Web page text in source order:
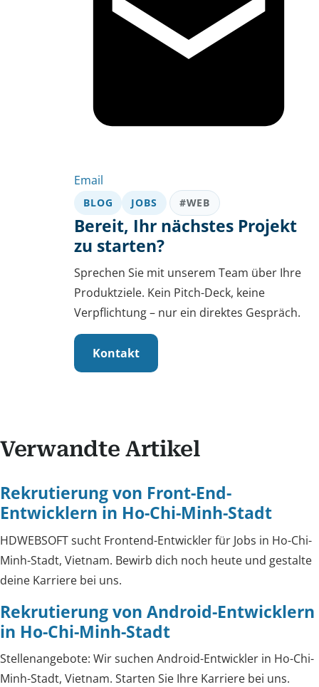
Email
BLOG JOBS #WEB
Bereit, Ihr nächstes Projekt
zu starten?
Sprechen Sie mit unserem Team über Ihre
Produktziele. Kein Pitch-Deck, keine
Verpflichtung – nur ein direktes Gespräch.
Kontakt
Verwandte Artikel
Rekrutierung von Front-End-
Entwicklern in Ho-Chi-Minh-Stadt
HDWEBSOFT sucht Frontend-Entwickler für Jobs in Ho-Chi-
Minh-Stadt, Vietnam. Bewirb dich noch heute und gestalte
deine Karriere bei uns.
Rekrutierung von Android-Entwicklern
in Ho-Chi-Minh-Stadt
Stellenangebote: Wir suchen Android-Entwickler in Ho-Chi-
Minh-Stadt, Vietnam. Starten Sie Ihre Karriere bei uns.